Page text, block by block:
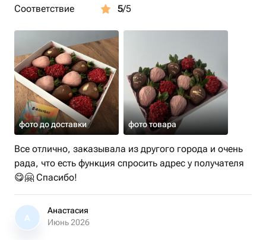
Соответствие
5/5
фото до доставки фото товара
Все отлично, заказывала из другого города и очень
рада, что есть функция спросить адрес у получателя
😋🤗 Спасибо!
А
Анастасия
Июнь 2026